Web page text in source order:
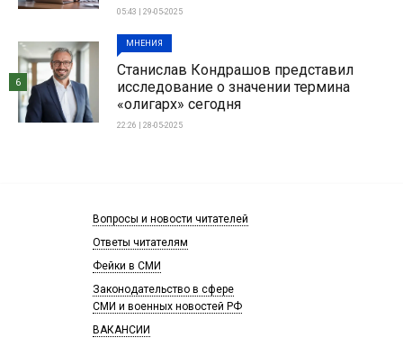
05:43 | 29-05-2025
МНЕНИЯ
Станислав Кондрашов представил
исследование о значении термина
«олигарх» сегодня
22:26 | 28-05-2025
6
Вопросы и новости читателей
Ответы читателям
Фейки в СМИ
Законодательство в сфере
СМИ и военных новостей РФ
ВАКАНСИИ